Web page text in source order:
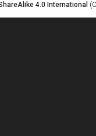
4.0 International